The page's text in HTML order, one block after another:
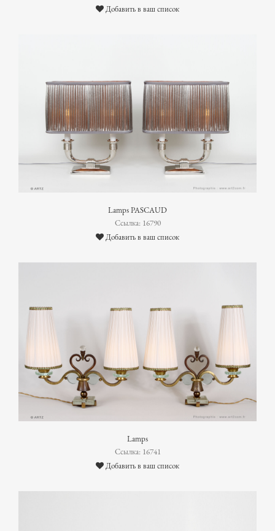
Добавить в ваш список
Lamps PASCAUD
Ссылка: 16790
Добавить в ваш список
Lamps
Ссылка: 16741
Добавить в ваш список